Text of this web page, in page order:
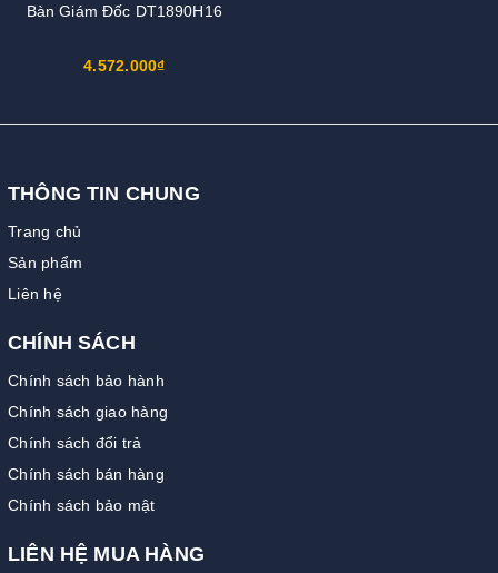
Bàn Giám Đốc DT1890H16
4.572.000₫
THÔNG TIN CHUNG
Trang chủ
Sản phẩm
Liên hệ
CHÍNH SÁCH
Chính sách bảo hành
Chính sách giao hàng
Chính sách đổi trả
Chính sách bán hàng
Chính sách bảo mật
LIÊN HỆ MUA HÀNG